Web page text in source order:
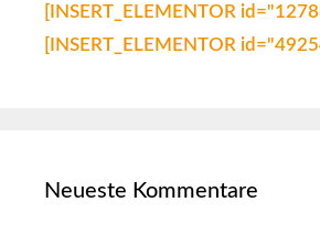
[INSERT_ELEMENTOR
[INSERT_ELEMENTOR
Neueste Kommentare